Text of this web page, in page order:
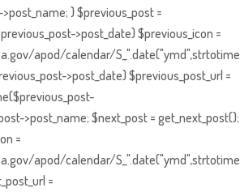
} $previous_post =
>post_date) $previous_icon =
apod/calendar/
>post_date) $previous_post_url =
>post_name; $next_post = get_next_post();
=
apod/calendar/
=